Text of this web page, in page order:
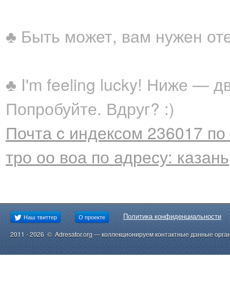
♣ Быть может, вам нужен
♣ I'm feeling lucky! Ниже —
Попробуйте. Вдруг? :)
Почта c индексом 236017
тро оо воа по адресу:
Наш твиттер О проекте Политика конфиденциальности
2011 - 2026 © Adresator.org — коллекционируем контактные данные